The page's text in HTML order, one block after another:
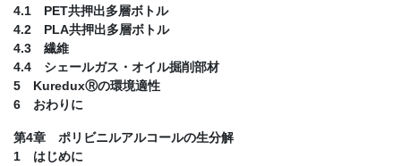
4.1 PET共押出多層ボトル
4.2 PLA共押出多層ボトル
4.3 繊維
4.4 シェールガス・オイル掘削部材
5 KureduxⓇの環境適性
6 おわりに
第4章 ポリビニルアルコールの生分解
1 はじめに